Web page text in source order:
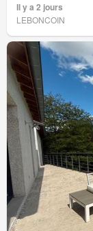
Il y a 2 jours
LEBONCOIN